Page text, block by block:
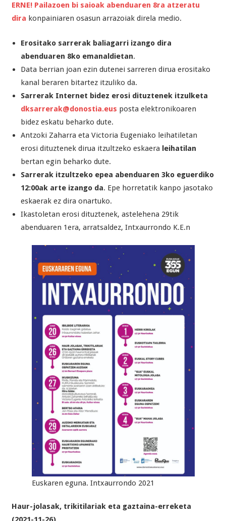
ERNE! Pailazoen bi saioak abenduaren 8ra atzeratu
dira konpainiaren osasun arrazoiak direla medio.
Erositako sarrerak baliagarri izango dira
abenduaren 8ko emanaldietan.
Data berrian joan ezin dutenei sarreren dirua erositako
kanal beraren bitartez itzuliko da.
Sarrerak Internet bidez erosi dituztenek itzulketa
dksarrerak@donostia.eus posta elektronikoaren
bidez eskatu beharko dute.
Antzoki Zaharra eta Victoria Eugeniako leihatiletan
erosi dituztenek dirua itzultzeko eskaera leihatilan
bertan egin beharko dute.
Sarrerak itzultzeko epea abenduaren 3ko eguerdiko
12:00ak arte izango da. Epe horretatik kanpo jasotako
eskaerak ez dira onartuko.
Ikastoletan erosi dituztenek, astelehena 29tik
abenduaren 1era, arratsaldez, Intxaurrondo K.E.n
Euskaren eguna. Intxaurrondo 2021
Haur-jolasak, trikitilariak eta gaztaina-erreketa